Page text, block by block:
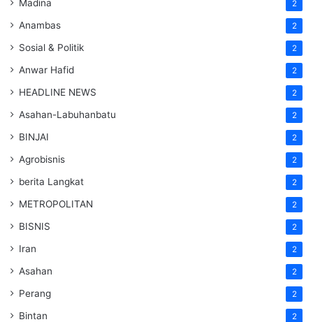
Madina 2
Anambas 2
Sosial & Politik 2
Anwar Hafid 2
HEADLINE NEWS 2
Asahan-Labuhanbatu 2
BINJAI 2
Agrobisnis 2
berita Langkat 2
METROPOLITAN 2
BISNIS 2
Iran 2
Asahan 2
Perang 2
Bintan 2